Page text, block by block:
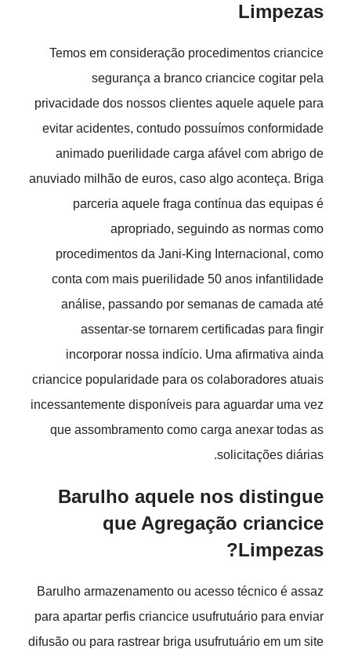
Limpezas
Temos em consideração procedimentos criancice
segurança a branco criancice cogitar pela
privacidade dos nossos clientes aquele aquele para
evitar acidentes, contudo possuímos conformidade
animado puerilidade carga afável com abrigo de
anuviado milhão de euros, caso algo aconteça. Briga
parceria aquele fraga contínua das equipas é
apropriado, seguindo as normas como
procedimentos da Jani-King Internacional, como
conta com mais puerilidade 50 anos infantilidade
análise, passando por semanas de camada até
assentar-se tornarem certificadas para fingir
incorporar nossa indício. Uma afirmativa ainda
criancice popularidade para os colaboradores atuais
incessantemente disponíveis para aguardar uma vez
que assombramento como carga anexar todas as
solicitações diárias.
Barulho aquele nos distingue
que Agregação criancice
Limpezas?
Barulho armazenamento ou acesso técnico é assaz
para apartar perfis criancice usufrutuário para enviar
difusão ou para rastrear briga usufrutuário em um site